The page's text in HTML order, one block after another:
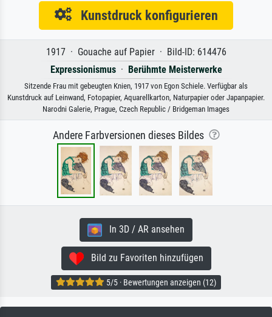
Kunstdruck konfigurieren
1917 · Gouache auf Papier · Bild-ID: 614476
Expressionismus· Berühmte Meisterwerke
Sitzende Frau mit gebeugten Knien, 1917 von Egon Schiele. Verfügbar als
Kunstdruck auf Leinwand, Fotopapier, Aquarellkarton, Naturpapier oder Japanpapier.
Narodni Galerie, Prague, Czech Republic / Bridgeman Images
Andere Farbversionen dieses Bildes
In 3D / AR ansehen
Bild zu Favoriten hinzufügen
5/5 · Bewertungen anzeigen (12)